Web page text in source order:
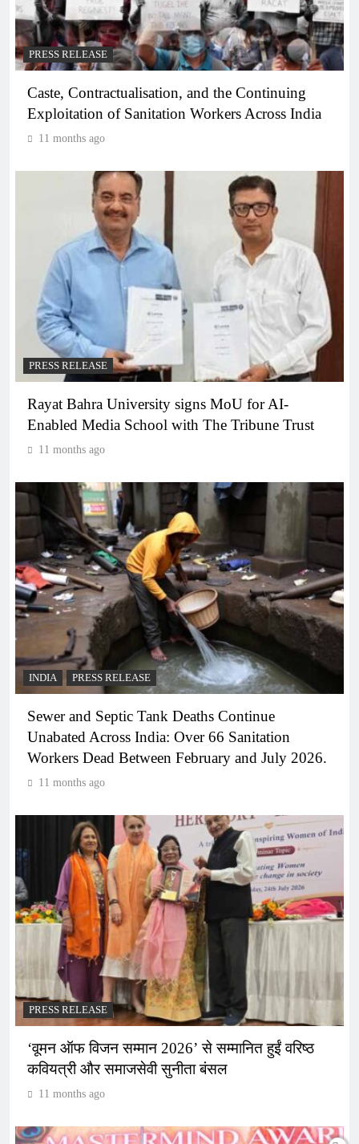
PRESS RELEASE
Caste, Contractualisation, and the Continuing
Exploitation of Sanitation Workers Across India
11 months ago
PRESS RELEASE
Rayat Bahra University signs MoU for AI-
Enabled Media School with The Tribune Trust
11 months ago
INDIA PRESS RELEASE
Sewer and Septic Tank Deaths Continue
Unabated Across India: Over 66 Sanitation
Workers Dead Between February and July 2026.
11 months ago
PRESS RELEASE
‘वूमन ऑफ विजन सम्मान 2026’ से सम्मानित हुईं वरिष्ठ
कवियत्री और समाजसेवी सुनीता बंसल
11 months ago